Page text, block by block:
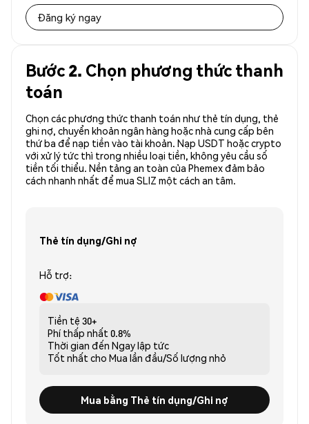
Đăng ký ngay
Bước 2. Chọn phương thức thanh
toán
Chọn các phương thức thanh toán như thẻ tín dụng, thẻ
ghi nợ, chuyển khoản ngân hàng hoặc nhà cung cấp bên
thứ ba để nạp tiền vào tài khoản. Nạp USDT hoặc crypto
với xử lý tức thì trong nhiều loại tiền, không yêu cầu số
tiền tối thiểu. Nền tảng an toàn của Phemex đảm bảo
cách nhanh nhất để mua SLIZ một cách an tâm.
Thẻ tín dụng/Ghi nợ
Hỗ trợ:
Tiền tệ 30+
Phí thấp nhất 0.8%
Thời gian đến Ngay lập tức
Tốt nhất cho Mua lần đầu/Số lượng nhỏ
Mua bằng Thẻ tín dụng/Ghi nợ